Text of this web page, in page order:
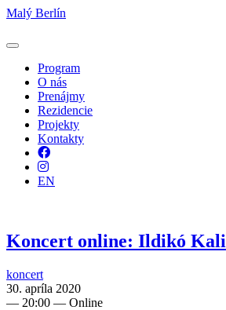
Malý Berlín
Program
O nás
Prenájmy
Rezidencie
Projekty
Kontakty
Facebook
Instagram
EN
Koncert online: Ildikó Kali
koncert
30. apríla 2020
— 20:00 — Online